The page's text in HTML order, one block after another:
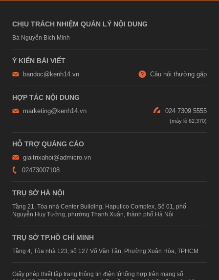
CHỊU TRÁCH NHIỆM QUẢN LÝ NỘI DUNG
Bà Nguyễn Bích Minh
Ý KIẾN BÀI VIẾT
bandoc@kenh14.vn Câu hỏi thường gặp
HỢP TÁC NỘI DUNG
marketing@kenh14.vn 024 7309 5555
HỖ TRỢ QUẢNG CÁO
giaitrixahoi@admicro.vn
02473007108
TRỤ SỞ HÀ NỘI
Tầng 21, Tòa nhà Center Building, Hapulico Complex, Số 01, phố
Nguyễn Huy Tưởng, phường Thanh Xuân, thành phố Hà Nội
TRỤ SỞ TP.HỒ CHÍ MINH
Tầng 4, Tòa nhà 123, số 127 Võ Văn Tần, Phường Xuân Hòa, TPHCM
Giấy phép thiết lập trang thông tin điện tử tổng hợp trên mạng số